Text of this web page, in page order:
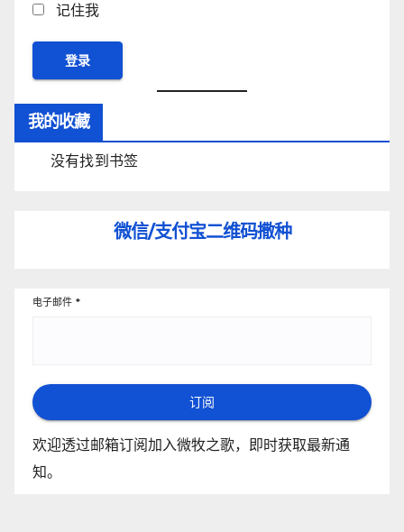
记住我
我的收藏
没有找到书签
微信/支付宝二维码撒种
电子邮件 *
订阅
欢迎透过邮箱订阅加入微牧之歌，即时获取最新通
知。